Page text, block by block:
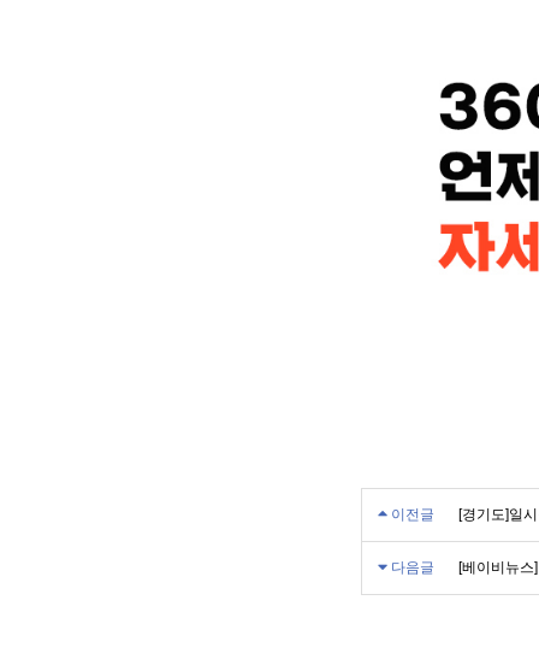
이전글 [경기도]일
다음글 [베이비뉴스